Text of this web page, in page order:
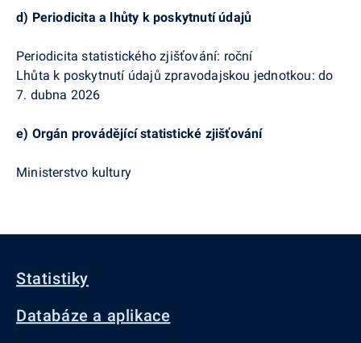
d) Periodicita a lhůty k poskytnutí údajů
Periodicita statistického zjišťování: roční
Lhůta k poskytnutí údajů zpravodajskou jednotkou: do
7. dubna 2026
e) Orgán provádějící statistické zjišťování
Ministerstvo kultury
Statistiky
Databáze a aplikace